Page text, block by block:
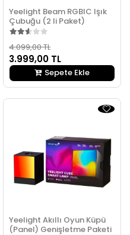
Yeelight Beam RGBIC Işık
Çubuğu (2 li Paket)
4.099,00 TL
3.999,00 TL
Sepete Ekle
Yeelight Akıllı Oyun Küpü
(Panel) Genişletme Paketi